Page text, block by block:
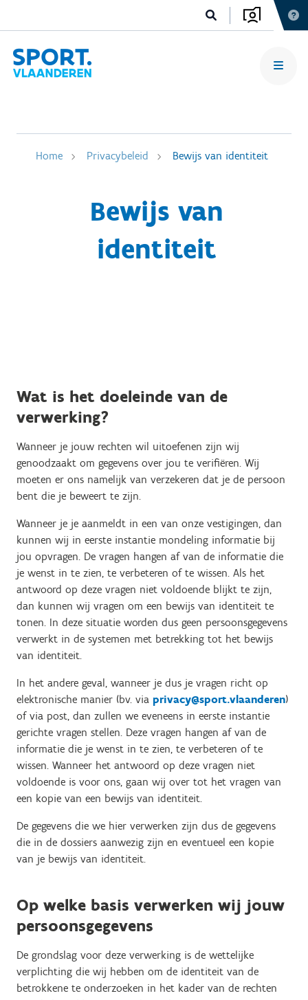
Home Privacybeleid Bewijs van identiteit
Bewijs van
identiteit
Wat is het doeleinde van de
verwerking?
Wanneer je jouw rechten wil uitoefenen zijn wij
genoodzaakt om gegevens over jou te verifiëren. Wij
moeten er ons namelijk van verzekeren dat je de persoon
bent die je beweert te zijn.
Wanneer je je aanmeldt in een van onze vestigingen, dan
kunnen wij in eerste instantie mondeling informatie bij
jou opvragen. De vragen hangen af van de informatie die
je wenst in te zien, te verbeteren of te wissen. Als het
antwoord op deze vragen niet voldoende blijkt te zijn,
dan kunnen wij vragen om een bewijs van identiteit te
tonen. In deze situatie worden dus geen persoonsgegevens
verwerkt in de systemen met betrekking tot het bewijs
van identiteit.
In het andere geval, wanneer je dus je vragen richt op
elektronische manier (bv. via privacy@sport.vlaanderen)
of via post, dan zullen we eveneens in eerste instantie
gerichte vragen stellen. Deze vragen hangen af van de
informatie die je wenst in te zien, te verbeteren of te
wissen. Wanneer het antwoord op deze vragen niet
voldoende is voor ons, gaan wij over tot het vragen van
een kopie van een bewijs van identiteit.
De gegevens die we hier verwerken zijn dus de gegevens
die in de dossiers aanwezig zijn en eventueel een kopie
van je bewijs van identiteit.
Op welke basis verwerken wij jouw
persoonsgegevens
De grondslag voor deze verwerking is de wettelijke
verplichting die wij hebben om de identiteit van de
betrokkene te onderzoeken in het kader van de rechten